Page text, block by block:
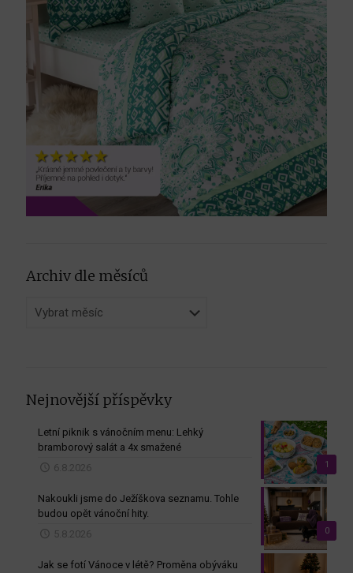
Archiv dle měsíců
dle
Nejnovější příspěvky
1
Letní piknik s vánočním menu: Lehký
bramborový salát a 4x smažené
6.8.2026
0
Nakoukli jsme do Ježíškova seznamu. Tohle
budou opět vánoční hity.
5.8.2026
Jak se fotí Vánoce v létě? Proměna obýváku